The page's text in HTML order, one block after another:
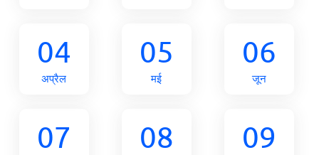
04
अप्रैल
05
मई
06
जून
07 08 09